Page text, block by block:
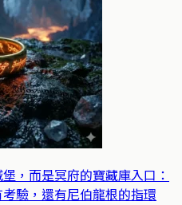
，而是冥府的寶藏庫入口：
驗，還有尼伯龍根的指環